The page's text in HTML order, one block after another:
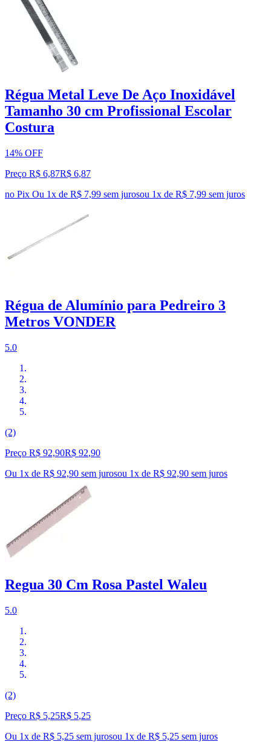
Régua Metal Leve De Aço Inoxidável
Tamanho 30 cm Profissional Escolar
Costura
14% OFF
Preço R$ 6,87R$ 6,87
no Pix Ou 1x de R$ 7,99 sem jurosou 1x de R$ 7,99 sem juros
Régua de Alumínio para Pedreiro 3
Metros VONDER
5.0
(2)
Preço R$ 92,90R$ 92,90
Ou 1x de R$ 92,90 sem jurosou 1x de R$ 92,90 sem juros
Regua 30 Cm Rosa Pastel Waleu
5.0
(2)
Preço R$ 5,25R$ 5,25
Ou 1x de R$ 5,25 sem jurosou 1x de R$ 5,25 sem juros